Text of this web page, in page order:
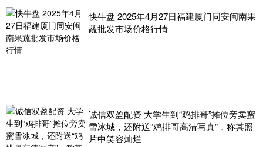
快牛盘 2025年4月27日福建厦门同安闽南果
蔬批发市场价格行情
诚信双盈配资 大学生到“鸡排哥”摊位旁卖蜜
雪冰城，还附送“鸡排哥高清写真”，称其照
片中笑容灿烂